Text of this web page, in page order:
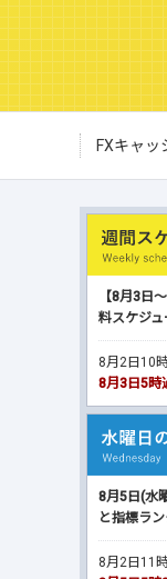
FXキャ
【8月3日
料スケジュ
8月2日10
8月3日5時
8月5日(水
と指標ラン
8月2日11